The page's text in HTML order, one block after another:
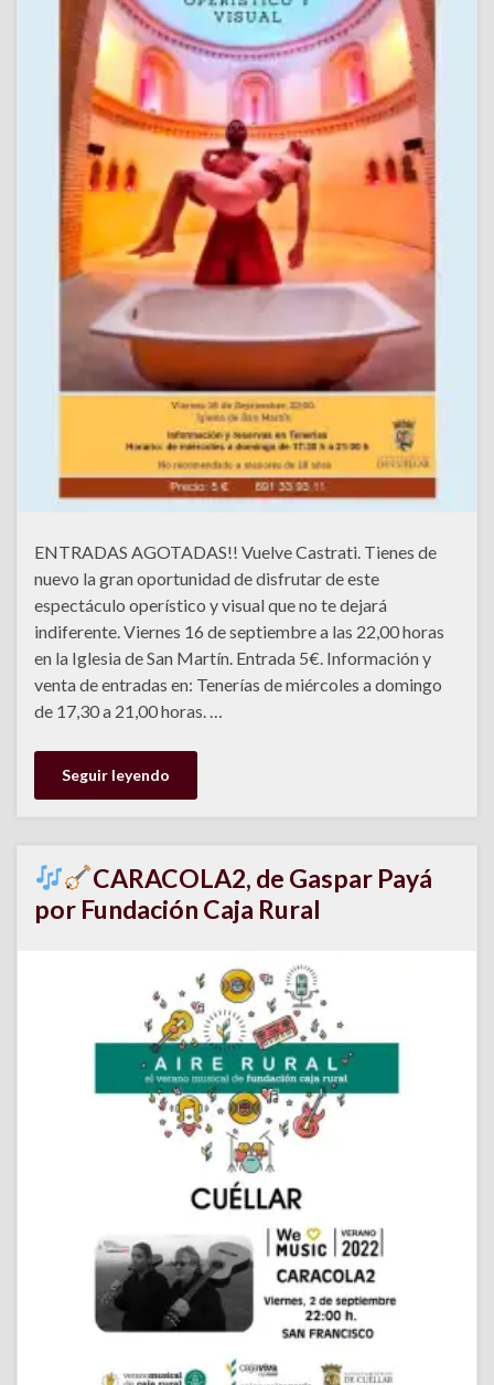
ENTRADAS AGOTADAS!! Vuelve Castrati. Tienes de
nuevo la gran oportunidad de disfrutar de este
espectáculo operístico y visual que no te dejará
indiferente. Viernes 16 de septiembre a las 22,00 horas
en la Iglesia de San Martín. Entrada 5€. Información y
venta de entradas en: Tenerías de miércoles a domingo
de 17,30 a 21,00 horas. …
Seguir leyendo
CARACOLA2, de Gaspar Payá
por Fundación Caja Rural